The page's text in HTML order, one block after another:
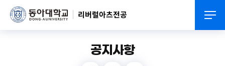
리버럴아츠전공
공지사항